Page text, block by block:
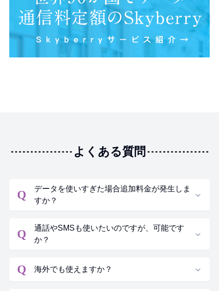
よくある質問
Q
データを使いすぎた場合追加料金が発生しま
すか？
Q
通話やSMSも使いたいのですが、可能です
か？
Q 海外でも使えますか？